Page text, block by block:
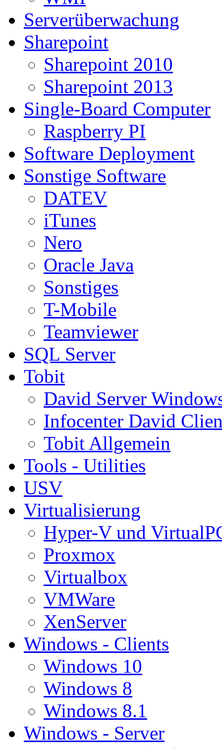
Serverüberwachung
Sharepoint
Sharepoint 2010
Sharepoint 2013
Single-Board Computer
Raspberry PI
Software Deployment
Sonstige Software
DATEV
iTunes
Nero
Oracle Java
Sonstiges
T-Mobile
Teamviewer
SQL Server
Tobit
David Server
Infocenter David
Tobit Allgemein
Tools - Utilities
USV
Virtualisierung
Hyper-V und
Proxmox
Virtualbox
VMWare
XenServer
Windows - Clients
Windows 10
Windows 8
Windows 8.1
Windows - Server